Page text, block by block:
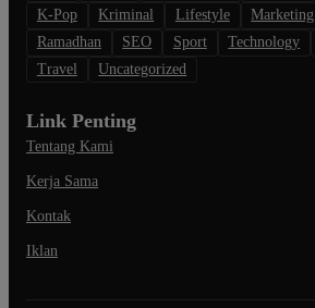
K-Pop
Kriminal Lifestyle Marketing
Ramadhan
SEO Sport Technology
Travel
Uncategorized
Link Penting
Tentang Kami
Kerja Sama
Kontak
Iklan